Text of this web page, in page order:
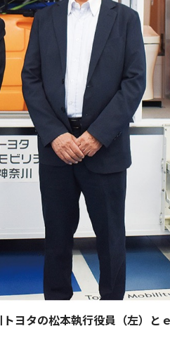
ヨタの松本執行役員（左）と